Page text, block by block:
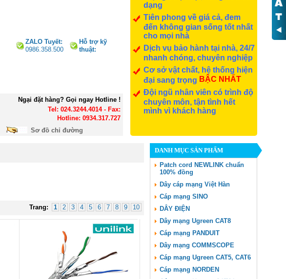
ZALO Tuyết:
0986.358.500
Hỗ trợ kỹ
thuật:
Ngại đặt hàng? Gọi ngay Hotline !
Tel: 024.3244.4014 - Fax:
Hotline: 0934.317.727
Sơ đồ chỉ đường
dạng
Tiên phong về giá cả, đem
đến không gian sống tốt nhất
cho mọi nhà
Dịch vụ bảo hành tại nhà, 24/7
nhanh chóng, chuyên nghiệp
Cơ sở vật chất, hệ thống hiện
đại sang trọng BẬC NHẤT
Đội ngũ nhân viên có trình độ
chuyên môn, tận tình hết
mình vì khách hàng
Trang: 1 2 3 4 5 6 7 8 9 10
DANH MỤC SẢN PHẨM
Patch cord NEWLINK chuẩn
100% đồng
Dây cáp mạng Việt Hàn
Cáp mạng SINO
DÂY ĐIỆN
Dây mạng Ugreen CAT8
Cáp mạng PANDUIT
Dây mạng COMMSCOPE
Cáp mạng Ugreen CAT5, CAT6
Cáp mạng NORDEN